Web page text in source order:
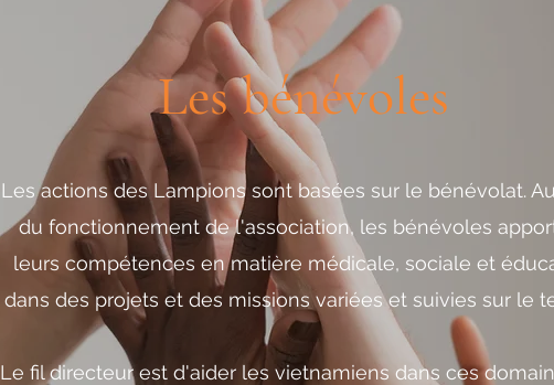
Les bénévoles
Les actions des Lampions sont basées sur le bénévolat.
du fonctionnement de l'association, les bénévoles
leurs compétences en matière médicale, sociale et
dans des projets et des missions variées et suivies sur le
Le fil directeur est d'aider les vietnamiens dans ces